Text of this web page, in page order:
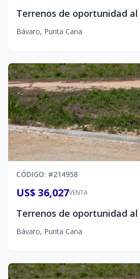
Bávaro, Punta Cana
CÓDIGO: #214958
VENTA
US$ 36,027
Bávaro, Punta Cana